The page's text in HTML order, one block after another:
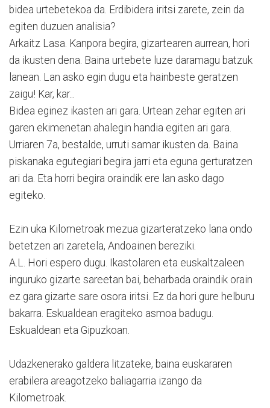
bidea urtebetekoa da. Erdibidera iritsi zarete, zein da
egiten duzuen analisia?
Arkaitz Lasa. Kanpora begira, gizartearen aurrean, hori
da ikusten dena. Baina urtebete luze daramagu batzuk
lanean. Lan asko egin dugu eta hainbeste geratzen
zaigu! Kar, kar...
Bidea eginez ikasten ari gara. Urtean zehar egiten ari
garen ekimenetan ahalegin handia egiten ari gara.
Urriaren 7a, bestalde, urruti samar ikusten da. Baina
piskanaka egutegiari begira jarri eta eguna gerturatzen
ari da. Eta horri begira oraindik ere lan asko dago
egiteko.
Ezin uka Kilometroak mezua gizarteratzeko lana ondo
betetzen ari zaretela, Andoainen bereziki.
A.L. Hori espero dugu. Ikastolaren eta euskaltzaleen
inguruko gizarte sareetan bai, beharbada oraindik orain
ez gara gizarte sare osora iritsi. Ez da hori gure helburu
bakarra. Eskualdean eragiteko asmoa badugu.
Eskualdean eta Gipuzkoan.
Udazkenerako galdera litzateke, baina euskararen
erabilera areagotzeko baliagarria izango da
Kilometroak.